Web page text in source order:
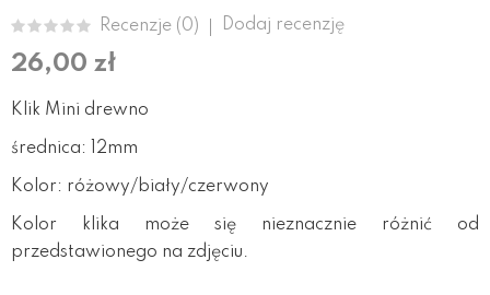
Recenzje (0) Dodaj recenzję
26,00 zł
Klik Mini drewno
średnica: 12mm
Kolor: różowy/biały/czerwony
Kolor klika może się nieznacznie różnić od
przedstawionego na zdjęciu.